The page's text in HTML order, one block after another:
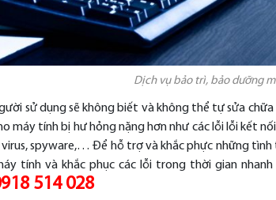
Dịch vụ bảo trì, bảo dưỡng
sử dụng sẽ không biết và không thể tự sửa
máy tính bị hư hỏng nặng hơn như các lỗi lỗi kết
spyware,… Để hỗ trợ và khắc phực những
tính và khắc phục các lỗi trong thời gian
514 028